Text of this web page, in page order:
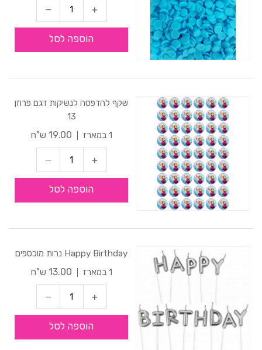
הוספה לסל
שקף להדפסה לנשיקות דגם פרוזן
13
1 במארז
19.00 ש"ח
הוספה לסל
Happy Birthday נרות מוכספים
1 במארז
13.00 ש"ח
הוספה לסל